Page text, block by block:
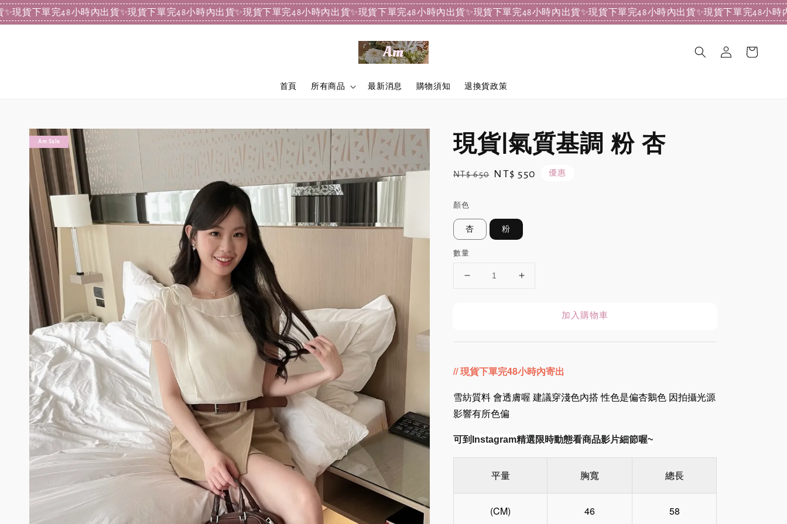
單完48小時內出貨✨現貨下單完48小時內出貨✨現貨下單完48小時內出貨✨現貨下單完48小時內出貨✨現貨下單完48小時內出貨✨現貨下單完48小時內出貨✨現貨下單完48小時內出貨✨
首頁 所有商品 最新消息 購物須知 退換貨政策
Am Sale 現貨|氣質基調 粉 杏
Regular
NT$ 650 Sale
NT$ 550 優惠
顏色
杏 粉
數量
加入購物車
// 現貨下單完48小時內寄出
雪紡質料 會透膚喔 建議穿淺色內搭 性色是偏杏鵝色 因拍攝光源
影響有所色偏
可到Instagram精選限時動態看商品影片細節喔~
平量 胸寬 總長
(CM) 46 58